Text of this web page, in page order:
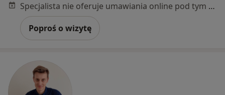
Specjalista nie oferuje umawiania online pod tym adresem.
Poproś o wizytę